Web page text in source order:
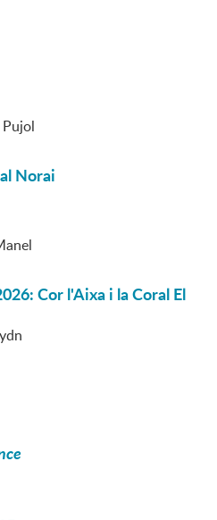
Norai
Cor l'Aixa i la Coral El